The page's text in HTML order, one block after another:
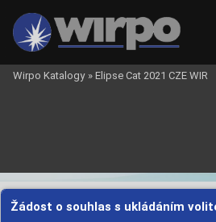
Žádost o souhlas s ukládáním
Wirpo Katalogy » Elipse Cat 2021 CZE WIR